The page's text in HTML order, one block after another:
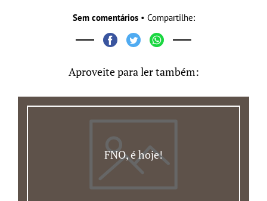
Sem comentários• Compartilhe:
Aproveite para ler também:
FNO, é hoje!